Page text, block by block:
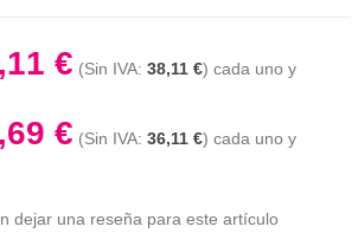
€ 38,11 € cada uno y
€ 36,11 € cada uno y
dejar una reseña para este artículo